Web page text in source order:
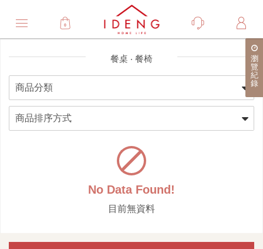
0
瀏
覽
紀
錄
餐桌 ‧ 餐椅
No Data Found!
目前無資料